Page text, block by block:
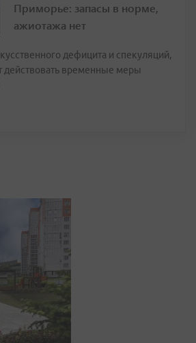
Приморье: запасы в норме,
ажиотажа нет
дефицита и спекуляций,
действовать временные меры